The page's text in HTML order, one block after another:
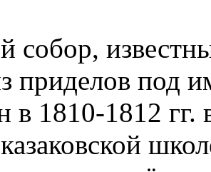
собор,
приделов под
в 1810-1812 гг.